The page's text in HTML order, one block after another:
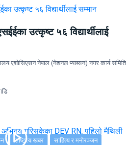
उत्कृष्ट ५६ विद्यार्थीलाई
एशोसिएसन नेपाल (नेशनल प्याब्सन) नगर कार्य समिति
राष्ट्रिय खबर साहित्य र मनोरञ्जन